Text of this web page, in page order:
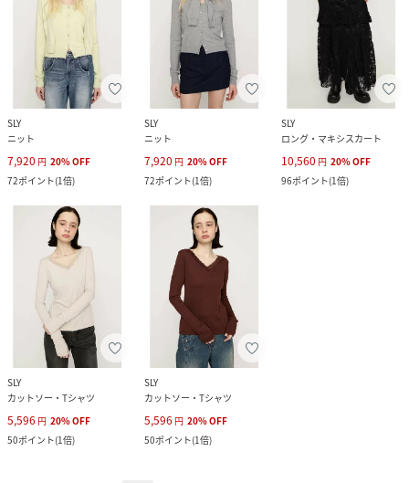
SLY
ニット
7,920 円 20%OFF
72ポイント(1倍)
SLY
ニット
7,920 円 20%OFF
72ポイント(1倍)
SLY
ロング・マキシスカート
10,560 円 20%OFF
96ポイント(1倍)
SLY
カットソー・Tシャツ
5,596 円 20%OFF
50ポイント(1倍)
SLY
カットソー・Tシャツ
5,596 円 20%OFF
50ポイント(1倍)